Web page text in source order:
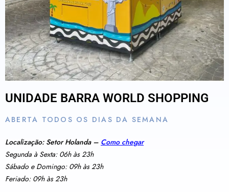
UNIDADE BARRA WORLD SHOPPING
ABERTA TODOS OS DIAS DA SEMANA
Localização: Setor Holanda – Como chegar
Segunda à Sexta: 06h às 23h
Sábado e Domingo: 09h às 23h
Feriado: 09h às 23h